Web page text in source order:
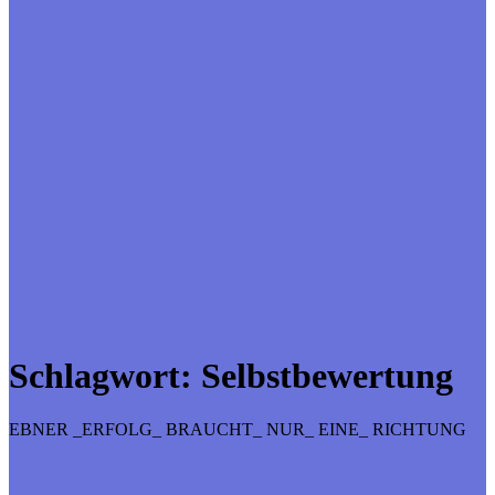
Schlagwort: Selbstbewertung
EBNER _ERFOLG_ BRAUCHT_ NUR_ EINE_ RICHTUNG